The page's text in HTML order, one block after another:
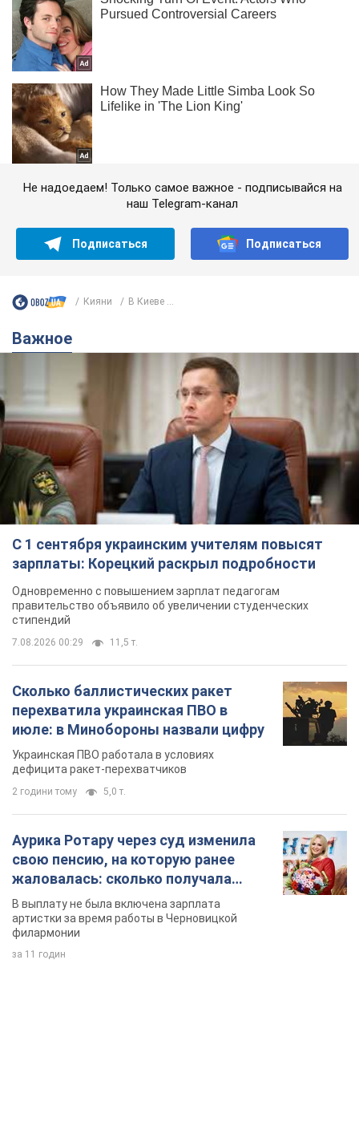
Не надоедаем! Только самое важное - подписывайся на
наш Telegram-канал
Подписаться Подписаться
Кияни В Киеве ...
Важное
С 1 сентября украинским учителям повысят
зарплаты: Корецкий раскрыл подробности
Одновременно с повышением зарплат педагогам
правительство объявило об увеличении студенческих
стипендий
7.08.2026 00:29 11,5 т.
Сколько баллистических ракет
перехватила украинская ПВО в
июле: в Минобороны назвали цифру
Украинская ПВО работала в условиях
дефицита ракет-перехватчиков
2 години тому 5,0 т.
Аурика Ротару через суд изменила
свою пенсию, на которую ранее
жаловалась: сколько получала
певица
В выплату не была включена зарплата
артистки за время работы в Черновицкой
филармонии
за 11 годин